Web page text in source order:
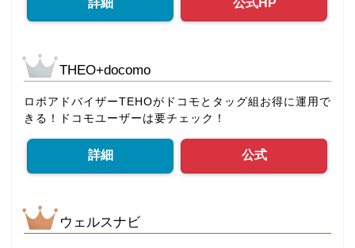
詳細 公式HP
THEO+docomo
ロボアドバイザーTEHOがドコモとタッグ組お得に運用で
きる！ドコモユーザーは要チェック！
詳細 公式
ウェルスナビ